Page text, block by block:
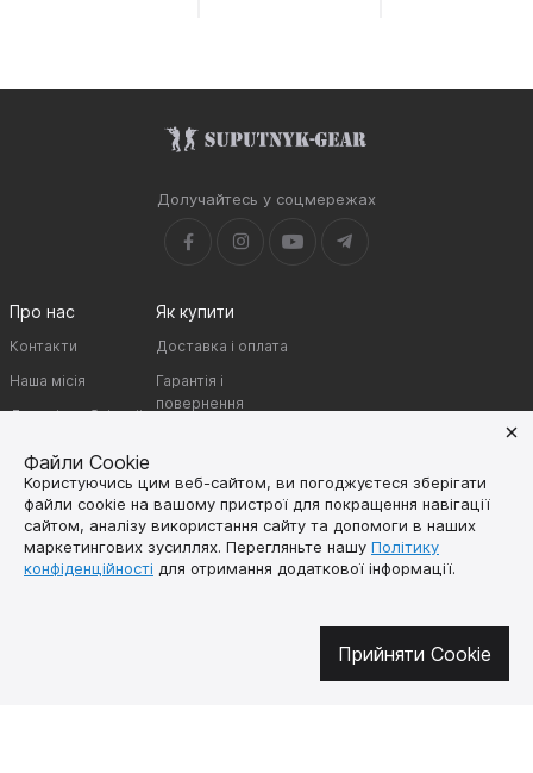
Долучайтесь у соцмережах
Про нас
Контакти
Наша місія
Договір публічної
Як купити
Доставка і оплата
Гарантія і
повернення
🔥 Не пропустіть гарячі пропозиції!
Підписуйтесь на новини та дізнавайтеся про найгарячіші пропозиції
першими
Файли Cookie
Користуючись цим веб-сайтом, ви погоджуєтеся зберігати
файли cookie на вашому пристрої для покращення навігації
сайтом, аналізу використання сайту та допомоги в наших
маркетингових зусиллях. Перегляньте нашу Політику
конфіденційності для отримання додаткової інформації.
Прийняти Cookie